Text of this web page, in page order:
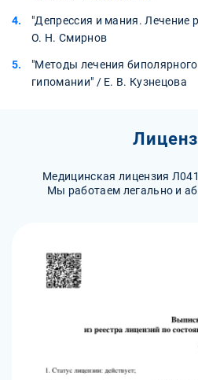
"Депрессия и мания. Лечение
О. Н. Смирнов
"Методы лечения
гипомании" / Е. В. Кузнецова
Медицинская лицензия
Мы работаем легально и